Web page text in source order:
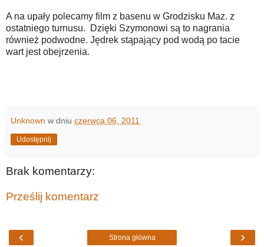
A na upały polecamy film z basenu w Grodzisku Maz. z
ostatniego turnusu. Dzięki Szymonowi są to nagrania
również podwodne. Jędrek stąpający pod wodą po tacie
wart jest obejrzenia.
Unknown w dniu czerwca 06, 2011
Udostępnij
Brak komentarzy:
Prześlij komentarz
‹ ›
Strona główna